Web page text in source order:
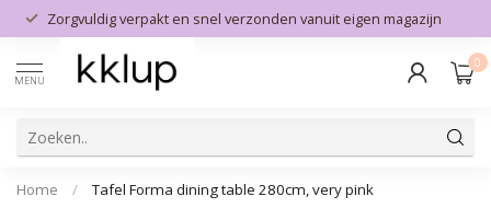
Zorgvuldig verpakt en snel verzonden vanuit eigen magazijn
MENU
0
Home / Tafel Forma dining table 280cm, very pink